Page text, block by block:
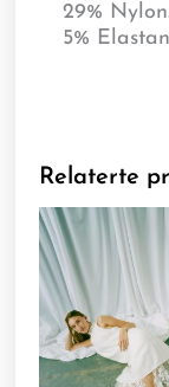
29%
5%
Relaterte